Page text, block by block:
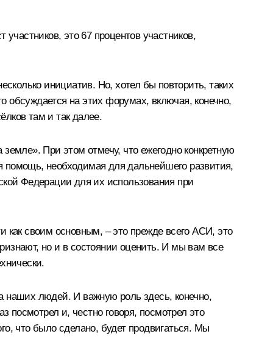
это 67 процентов участников,
инициатив. Но, хотел бы повторить, таких
обсуждается на этих форумах, включая, конечно,
там и так далее.
При этом отмечу, что ежегодно конкретную
помощь, необходимая для дальнейшего развития,
Федерации для их использования при
как своим основным, – это прежде всего АСИ, это
но и в состоянии оценить. И мы вам все
наших людей. И важную роль здесь, конечно,
посмотрел и, честно говоря, посмотрел это
что было сделано, будет продвигаться. Мы